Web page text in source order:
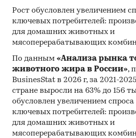
Рост обусловлен увеличением
ключевых потребителей:
для домашних животных и
мясоперерабатывающих
По данным «Анализа рынка
животного жира в России»,
BusinesStat в 2026 г, за 2021-
стране выросли на 63% до 156
обусловлен увеличением
ключевых потребителей:
для домашних животных и
мясоперерабатывающих